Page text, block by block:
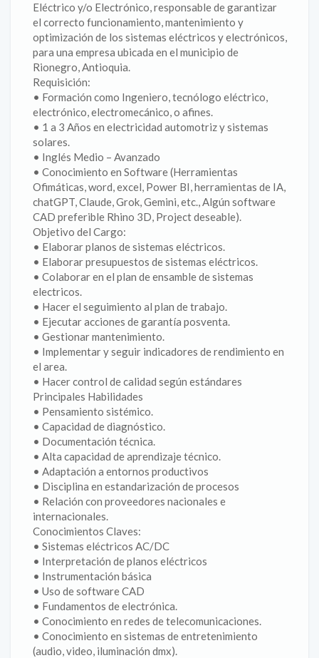
Eléctrico y/o Electrónico, responsable de garantizar
el correcto funcionamiento, mantenimiento y
optimización de los sistemas eléctricos y electrónicos,
para una empresa ubicada en el municipio de
Rionegro, Antioquia.
Requisición:
• Formación como Ingeniero, tecnólogo eléctrico,
electrónico, electromecánico, o afines.
• 1 a 3 Años en electricidad automotriz y sistemas
solares.
• Inglés Medio – Avanzado
• Conocimiento en Software (Herramientas
Ofimáticas, word, excel, Power BI, herramientas de IA,
chatGPT, Claude, Grok, Gemini, etc., Algún software
CAD preferible Rhino 3D, Project deseable).
Objetivo del Cargo:
• Elaborar planos de sistemas eléctricos.
• Elaborar presupuestos de sistemas eléctricos.
• Colaborar en el plan de ensamble de sistemas
electricos.
• Hacer el seguimiento al plan de trabajo.
• Ejecutar acciones de garantía posventa.
• Gestionar mantenimiento.
• Implementar y seguir indicadores de rendimiento en
el area.
• Hacer control de calidad según estándares
Principales Habilidades
• Pensamiento sistémico.
• Capacidad de diagnóstico.
• Documentación técnica.
• Alta capacidad de aprendizaje técnico.
• Adaptación a entornos productivos
• Disciplina en estandarización de procesos
• Relación con proveedores nacionales e
internacionales.
Conocimientos Claves:
• Sistemas eléctricos AC/DC
• Interpretación de planos eléctricos
• Instrumentación básica
• Uso de software CAD
• Fundamentos de electrónica.
• Conocimiento en redes de telecomunicaciones.
• Conocimiento en sistemas de entretenimiento
(audio, video, iluminación dmx).